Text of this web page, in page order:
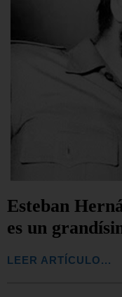
Esteban
es un
LEER ARTÍCULO...